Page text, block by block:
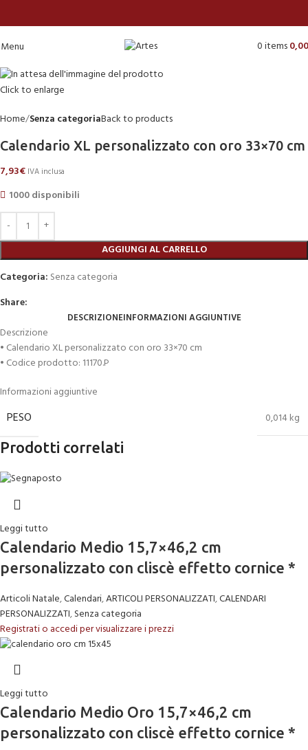
Menu 0items0,00
Click to enlarge
Home Senza categoriaBack to products
Calendario XL personalizzato con oro 33×70 cm
7,93€ IVA inclusa
1000 disponibili
AGGIUNGI AL CARRELLO
Categoria: Senza categoria
Share:
DESCRIZIONEINFORMAZIONI AGGIUNTIVE
Descrizione
• Calendario XL personalizzato con oro 33×70 cm
• Codice prodotto: 11170.P
Informazioni aggiuntive
PESO 0,014 kg
Prodotti correlati
Leggi tutto
Calendario Medio 15,7×46,2 cm
personalizzato con cliscè effetto cornice *
Articoli Natale,Calendari,ARTICOLI PERSONALIZZATI,CALENDARI
PERSONALIZZATI,Senza categoria
Registrati o accedi per visualizzare i prezzi
Leggi tutto
Calendario Medio Oro 15,7×46,2 cm
personalizzato con cliscè effetto cornice *